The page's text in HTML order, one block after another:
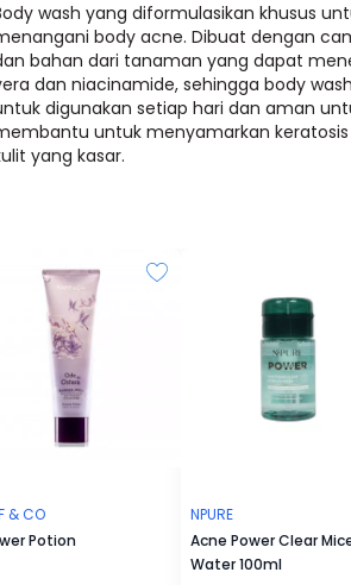
wash yang diformulasikan khusus
body acne. Dibuat dengan
bahan dari tanaman yang dapat
dan niacinamide, sehingga body
digunakan setiap hari dan aman
untuk menyamarkan
yang kasar.
& CO
Potion
NPURE
Acne Power Clear
Water 100ml